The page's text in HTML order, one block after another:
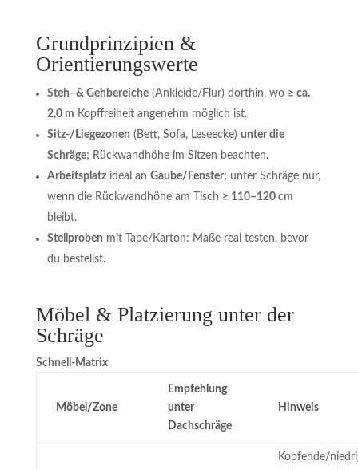
Grundprinzipien &
Orientierungswerte
Steh- & Gehbereiche(Ankleide/Flur) dorthin, wo ≥ ca.
2,0 m Kopffreiheit angenehm möglich ist.
Sitz-/Liegezonen (Bett, Sofa, Leseecke) unter die
Schräge; Rückwandhöhe im Sitzen beachten.
Arbeitsplatzideal an Gaube/Fenster; unter Schräge nur,
wenn die Rückwandhöhe am Tisch ≥ 110–120 cm
bleibt.
Stellproben mit Tape/Karton: Maße real testen, bevor
du bestellst.
Möbel & Platzierung unter der
Schräge
Schnell-Matrix
Möbel/Zone
Empfehlung
unter
Dachschräge
Hinweis
Kopfende/